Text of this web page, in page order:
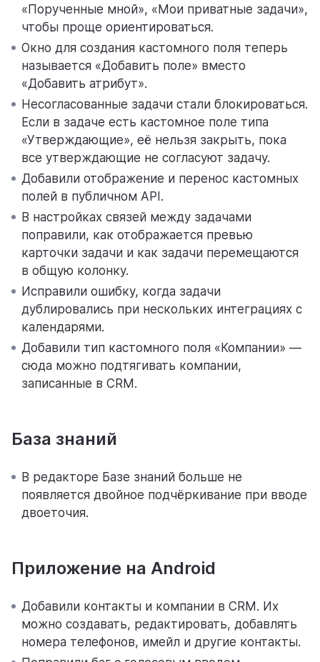
«Порученные мной», «Мои приватные задачи»,
чтобы проще ориентироваться.
Окно для создания кастомного поля теперь
называется «Добавить поле» вместо
«Добавить атрибут».
Несогласованные задачи стали блокироваться.
Если в задаче есть кастомное поле типа
«Утверждающие», её нельзя закрыть, пока
все утверждающие не согласуют задачу.
Добавили отображение и перенос кастомных
полей в публичном API.
В настройках связей между задачами
поправили, как отображается превью
карточки задачи и как задачи перемещаются
в общую колонку.
Исправили ошибку, когда задачи
дублировались при нескольких интеграциях с
календарями.
Добавили тип кастомного поля «Компании» —
сюда можно подтягивать компании,
записанные в CRM.
База знаний
В редакторе Базе знаний больше не
появляется двойное подчёркивание при вводе
двоеточия.
Приложение на Android
Добавили контакты и компании в СRМ. Их
можно создавать, редактировать, добавлять
номера телефонов, имейл и другие контакты.